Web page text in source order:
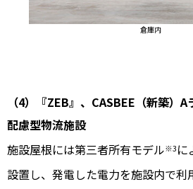
倉庫内
（4）『ZEB』、CASBEE（新築）
配慮型物流施設
施設屋根には第三者所有モデル※3に
設置し、発電した電力を施設内で利